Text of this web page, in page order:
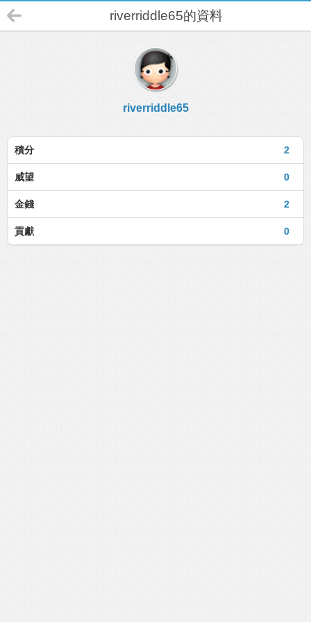
riverriddle65的資料
riverriddle65
2
積分
0
威望
2
金錢
0
貢獻